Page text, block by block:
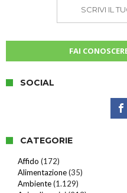
SCRIVI IL
FAI
SOCIAL
CATEGORIE
Affido (172)
Alimentazione(35)
Ambiente(1.129)